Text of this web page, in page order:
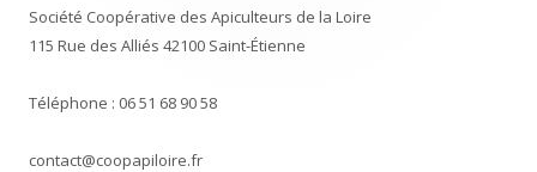
Société Coopérative des Apiculteurs de la Loire
115 Rue des Alliés 42100 Saint-Étienne
Téléphone : 06 51 68 90 58
contact@coopapiloire.fr